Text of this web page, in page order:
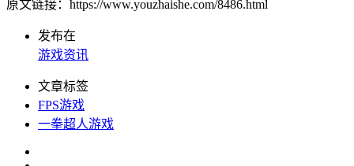
原文链接：https://www.youzhaishe.com/8486.html
发布在
游戏资讯
文章标签
FPS游戏
一拳超人游戏